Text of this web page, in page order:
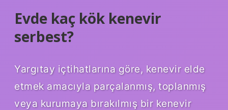
Evde kaç kök kenevir
serbest?
Yargıtay içtihatlarına göre, kenevir elde
etmek amacıyla parçalanmış, toplanmış
veya kurumaya bırakılmış bir kenevir